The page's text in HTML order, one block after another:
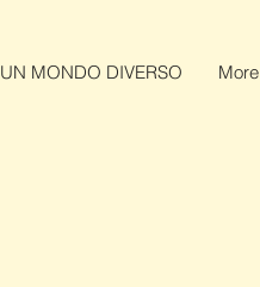
UN MONDO DIVERSO More